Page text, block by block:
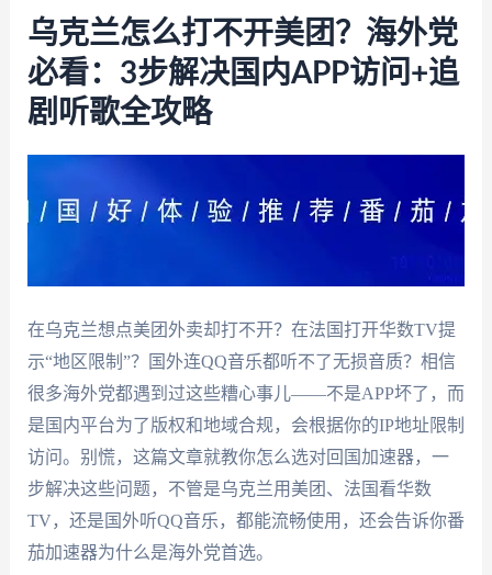
乌克兰怎么打不开美团？海外党
必看：3步解决国内APP访问+追
剧听歌全攻略
在乌克兰想点美团外卖却打不开？在法国打开华数TV提
示“地区限制”？国外连QQ音乐都听不了无损音质？相信
很多海外党都遇到过这些糟心事儿——不是APP坏了，而
是国内平台为了版权和地域合规，会根据你的IP地址限制
访问。别慌，这篇文章就教你怎么选对回国加速器，一
步解决这些问题，不管是乌克兰用美团、法国看华数
TV，还是国外听QQ音乐，都能流畅使用，还会告诉你番
茄加速器为什么是海外党首选。